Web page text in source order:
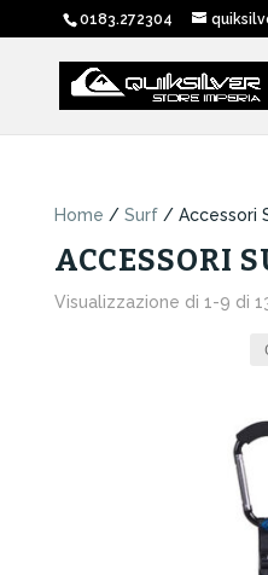
0183.272304
Home / Surf/ Accessori
ACCESSORI
Visualizzazione di 1-9 di